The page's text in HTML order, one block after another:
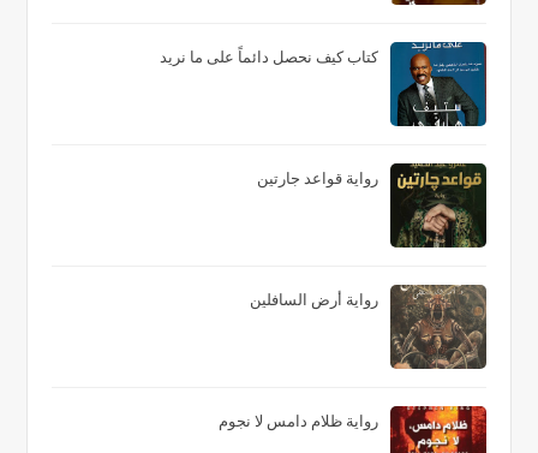
كتاب كيف نحصل دائماً على ما نريد
رواية قواعد جارتين
رواية أرض السافلين
رواية ظلام دامس لا نجوم